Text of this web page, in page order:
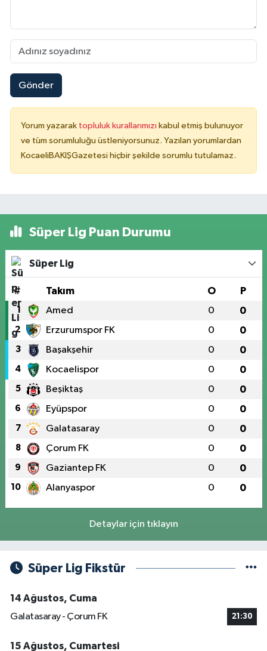
Gönder
Yorum yazarak topluluk kurallarımızı kabul etmiş bulunuyor
ve tüm sorumluluğu üstleniyorsunuz. Yazılan yorumlardan
KocaeliBAKIŞGazetesi hiçbir şekilde sorumlu tutulamaz.
Süper Lig Puan Durumu
Süper Lig
# Takım O P
1 Amed 0 0
2 Erzurumspor FK 0 0
3 Başakşehir 0 0
4 Kocaelispor 0 0
5 Beşiktaş 0 0
6 Eyüpspor 0 0
7 Galatasaray 0 0
8 Çorum FK 0 0
9 Gaziantep FK 0 0
10 Alanyaspor 0 0
Detaylar için tıklayın
Süper Lig Fikstür
14 Ağustos, Cuma
Galatasaray - Çorum FK
21:30
15 Ağustos, Cumartesi